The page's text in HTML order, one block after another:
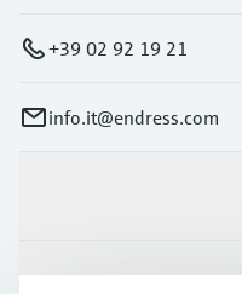
+39 02 92 19 21
info.it@endress.com